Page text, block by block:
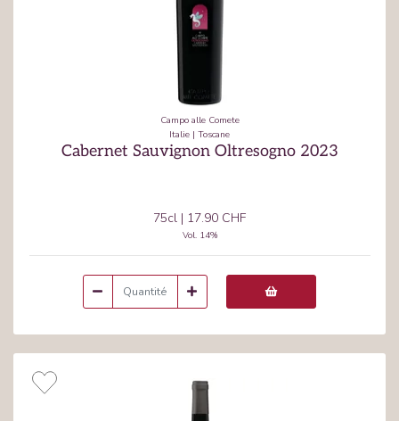
Campo alle Comete
Italie | Toscane
Cabernet Sauvignon Oltresogno 2023
75cl | 17.90 CHF
Vol. 14%